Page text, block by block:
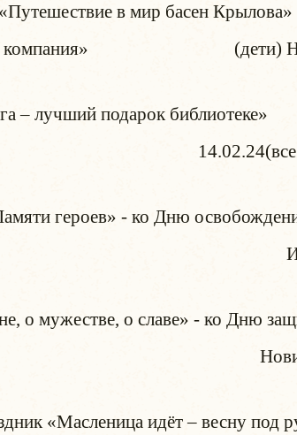
в мир басен Крылова»
компания» (дети)
– лучший подарок библиотеке»
«Памяти героев» -
о мужестве, о славе»
«Масленица идёт – весну под